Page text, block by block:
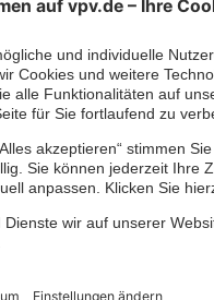
Fahrzeugen
diesem ausgehende
an
eines im Betrieb